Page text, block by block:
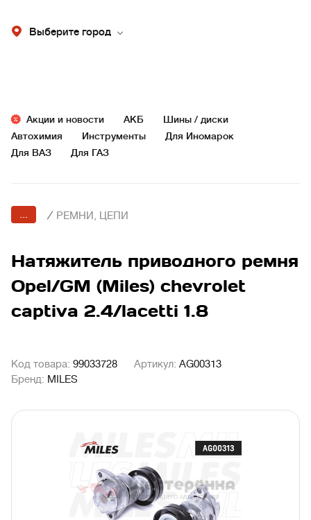
Выберите город
Акции и новости АКБ
Шины / диски
Автохимия
Инструменты
Для Иномарок
Для ВАЗ
Для ГАЗ
... / РЕМНИ, ЦЕПИ
Натяжитель приводного ремня
Opel/GM (Miles) chevrolet
captiva 2.4/lacetti 1.8
Код товара: 99033728 Артикул: AG00313
Бренд: MILES